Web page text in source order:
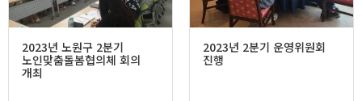
2023년 노원구 2분기
노인맞춤돌봄협의체 회의
개최
2023년 2분기 운영위원회
진행